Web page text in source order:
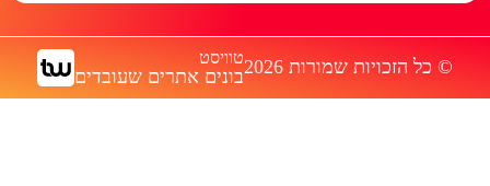
© כל הזכויות שמורות 2026 טוויסט
בונים אתרים שעובדים